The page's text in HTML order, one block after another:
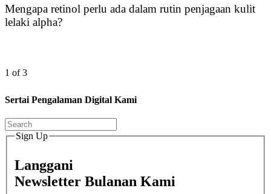
Mengapa retinol perlu ada dalam rutin penjagaan kulit
lelaki alpha?
1 of 3
Sertai Pengalaman Digital Kami
Sign Up
Langgani
Newsletter Bulanan Kami